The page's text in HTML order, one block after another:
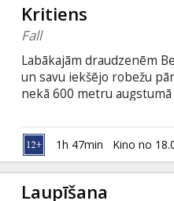
Kritiens
Fall
Labākajām draudzenēm
un savu iekšējo robežu
nekā 600 metru
prasme tiks pakļautas vēl
subtitriem latviešu un
1h 47min Kino no
Laupīšana